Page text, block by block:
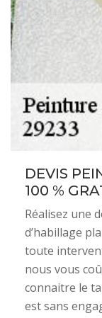
DEVIS
100 %
Réalisez une
d’habillage
toute
nous vous
connaitre le
est sans